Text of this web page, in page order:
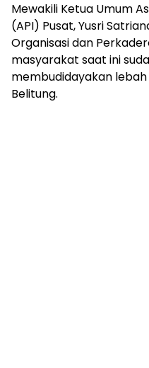
Mewakili Ketua Umum
(API) Pusat, Yusri
Organisasi dan
masyarakat saat ini
membudidayakan
Belitung.